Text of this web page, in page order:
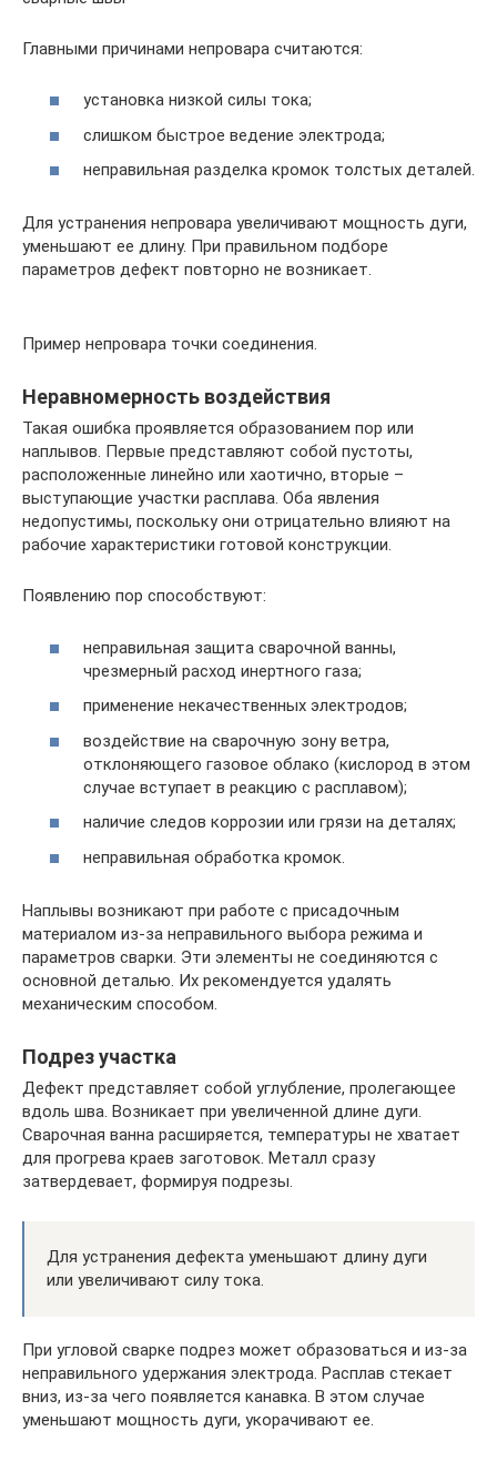
Главными причинами непровара считаются:
установка низкой силы тока;
слишком быстрое ведение электрода;
неправильная разделка кромок толстых деталей.
Для устранения непровара увеличивают мощность дуги,
уменьшают ее длину. При правильном подборе
параметров дефект повторно не возникает.
Пример непровара точки соединения.
Неравномерность воздействия
Такая ошибка проявляется образованием пор или
наплывов. Первые представляют собой пустоты,
расположенные линейно или хаотично, вторые –
выступающие участки расплава. Оба явления
недопустимы, поскольку они отрицательно влияют на
рабочие характеристики готовой конструкции.
Появлению пор способствуют:
неправильная защита сварочной ванны,
чрезмерный расход инертного газа;
применение некачественных электродов;
воздействие на сварочную зону ветра,
отклоняющего газовое облако (кислород в этом
случае вступает в реакцию с расплавом);
наличие следов коррозии или грязи на деталях;
неправильная обработка кромок.
Наплывы возникают при работе с присадочным
материалом из-за неправильного выбора режима и
параметров сварки. Эти элементы не соединяются с
основной деталью. Их рекомендуется удалять
механическим способом.
Подрез участка
Дефект представляет собой углубление, пролегающее
вдоль шва. Возникает при увеличенной длине дуги.
Сварочная ванна расширяется, температуры не хватает
для прогрева краев заготовок. Металл сразу
затвердевает, формируя подрезы.
Для устранения дефекта уменьшают длину дуги
или увеличивают силу тока.
При угловой сварке подрез может образоваться и из-за
неправильного удержания электрода. Расплав стекает
вниз, из-за чего появляется канавка. В этом случае
уменьшают мощность дуги, укорачивают ее.